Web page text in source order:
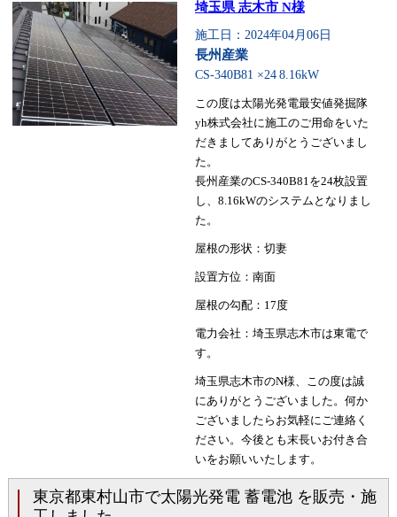
埼玉県 志木市 N様
施工日：2024年04月06日
長州産業
CS-340B81 ×24 8.16kW
この度は太陽光発電最安値発掘隊
yh株式会社に施工のご用命をいた
だきましてありがとうございまし
た。
長州産業のCS-340B81を24枚設置
し、8.16kWのシステムとなりまし
た。
屋根の形状：切妻
設置方位：南面
屋根の勾配：17度
電力会社：埼玉県志木市は東電で
す。
埼玉県志木市のN様、この度は誠
にありがとうございました。何か
ございましたらお気軽にご連絡く
ださい。今後とも末長いお付き合
いをお願いいたします。
東京都東村山市で太陽光発電 蓄電池 を販売・施